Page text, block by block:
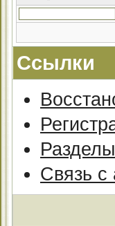
Ссылки
Связь